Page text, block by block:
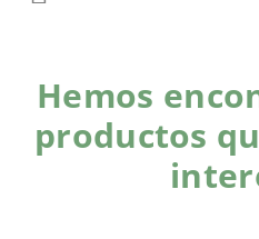
Hemos
productos